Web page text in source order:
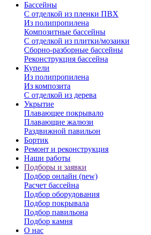
Бассейны
С отделкой из пленки ПВХ
Из полипропилена
Композитные бассейны
С отделкой из плитки/мозаики
Сборно-разборные бассейны
Реконструкция бассейна
Купели
Из полипропилена
Из композита
С отделкой из дерева
Укрытие
Плавающее покрывало
Плавающие жалюзи
Раздвижной павильон
Бортик
Ремонт и реконструкция
Наши работы
Подборы и заявки
Подбор онлайн (new)
Расчет бассейна
Подбор оборудования
Подбор покрывала
Подбор павильона
Подбор камня
О нас